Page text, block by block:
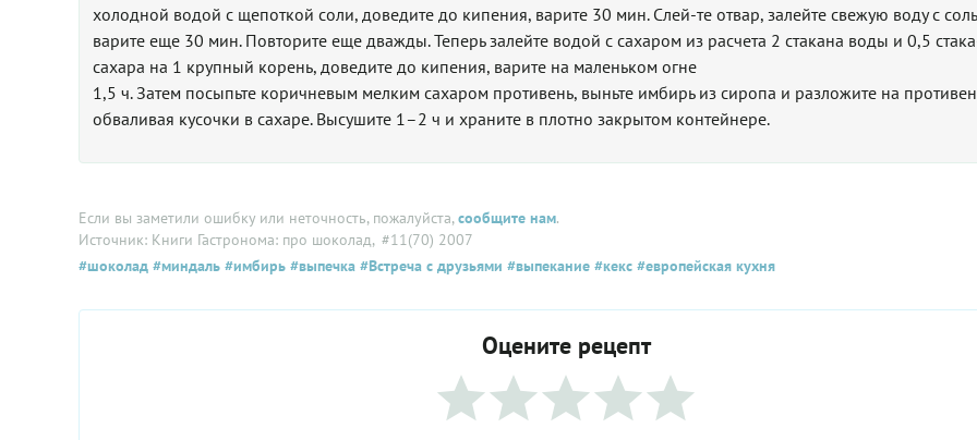
холодной водой с щепоткой соли, доведите до кипения, варите 30 мин. Слей-те отвар, залейте свежую воду с
варите еще 30 мин. Повторите еще дважды. Теперь залейте водой с сахаром из расчета 2 стакана воды и 0,5
сахара на 1 крупный корень, доведите до кипения, варите на маленьком огне
1,5 ч. Затем посыпьте коричневым мелким сахаром противень, выньте имбирь из сиропа и разложите на
обваливая кусочки в сахаре. Высушите 1–2 ч и храните в плотно закрытом контейнере.
Если вы заметили ошибку или неточность, пожалуйста,сообщите нам.
Источник: Книги Гастронома: про шоколад, #11(70) 2007
#шоколад #миндаль #имбирь #выпечка #Встреча с друзьями #выпекание #кекс #европейская кухня
Оцените рецепт